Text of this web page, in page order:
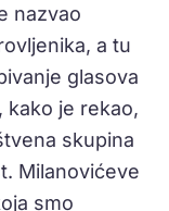
nazvao
a tu
glasova
kako je rekao,
skupina
Milanovićeve
smo